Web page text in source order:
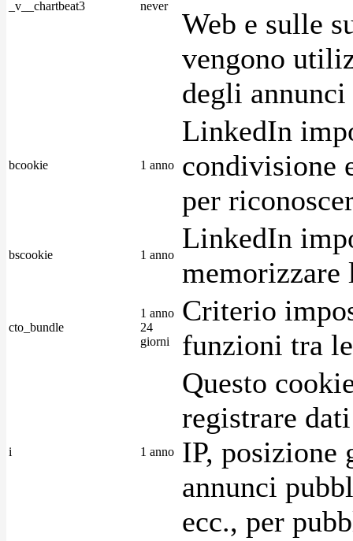
_v__chartbeat3 never
Web e sulle
vengono
degli
bcookie 1 anno
LinkedIn
condivisione
per
bscookie 1 anno
LinkedIn
memorizzare
cto_bundle
1 anno
24
giorni
Criterio
funzioni tra
i 1 anno
Questo
registrare
IP, posizione
annunci
ecc., per